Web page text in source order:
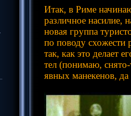
Итак, в Риме
различное насилие,
новая группа
по поводу схожести
так, как это делает
тел (понимаю,
явных манекенов,